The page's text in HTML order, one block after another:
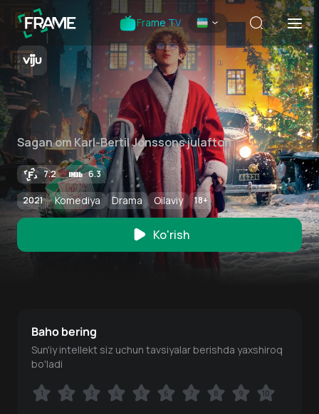
Frame TV
Sagan om Karl-Bertil Jonssons julafton
7.2 6.3
2021 Komediya Drama Oilaviy 18+
Ko'rish
Baho bering
Sun'iy intellekt siz uchun tavsiyalar berishda yaxshiroq
bo'ladi
1 2 3 4 5 6 7 8 9 10
1 2 3 4 5 6 7 8 9 10